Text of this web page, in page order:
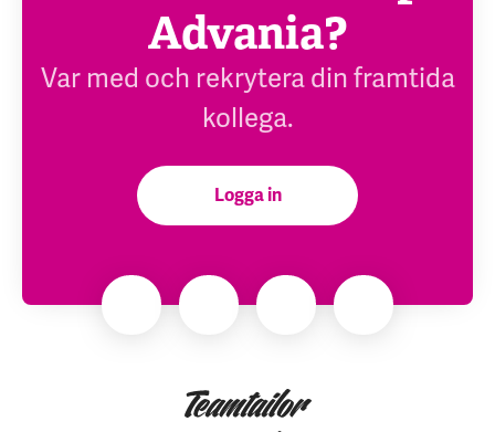
Advania?
Var med och rekrytera din framtida
kollega.
Logga in